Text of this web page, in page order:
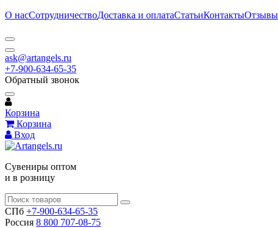
О насСотрудничествоДоставка и оплатаСтатьиКонтактыОтзывы
ask@artangels.ru
+7-900-634-65-35
Обратный звонок
Корзина
Корзина
Вход
Сувениры оптом
и в розницу
СПб +7-900-634-65-35
Россия 8 800 707-08-75